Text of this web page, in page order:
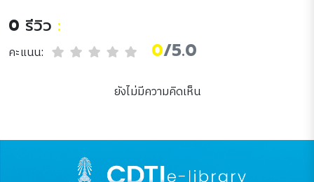
0 รีวิว :
คะแนน: 0/5.0
ยังไม่มีความคิดเห็น